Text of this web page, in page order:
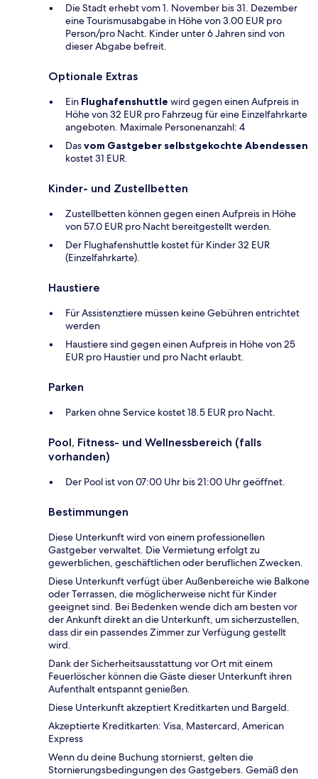
Die Stadt erhebt vom 1. November bis 31. Dezember
eine Tourismusabgabe in Höhe von 3.00 EUR pro
Person/pro Nacht. Kinder unter 6 Jahren sind von
dieser Abgabe befreit.
Optionale Extras
Ein Flughafenshuttle wird gegen einen Aufpreis in
Höhe von 32 EUR pro Fahrzeug für eine Einzelfahrkarte
angeboten. Maximale Personenanzahl: 4
Dasvom Gastgeber selbstgekochte Abendessen
kostet 31 EUR.
Kinder- und Zustellbetten
Zustellbetten können gegen einen Aufpreis in Höhe
von 57.0 EUR pro Nacht bereitgestellt werden.
Der Flughafenshuttle kostet für Kinder 32 EUR
(Einzelfahrkarte).
Haustiere
Für Assistenztiere müssen keine Gebühren entrichtet
werden
Haustiere sind gegen einen Aufpreis in Höhe von 25
EUR pro Haustier und pro Nacht erlaubt.
Parken
Parken ohne Service kostet 18.5 EUR pro Nacht.
Pool, Fitness- und Wellnessbereich (falls
vorhanden)
Der Pool ist von 07:00 Uhr bis 21:00 Uhr geöffnet.
Bestimmungen
Diese Unterkunft wird von einem professionellen
Gastgeber verwaltet. Die Vermietung erfolgt zu
gewerblichen, geschäftlichen oder beruflichen Zwecken.
Diese Unterkunft verfügt über Außenbereiche wie Balkone
oder Terrassen, die möglicherweise nicht für Kinder
geeignet sind. Bei Bedenken wende dich am besten vor
der Ankunft direkt an die Unterkunft, um sicherzustellen,
dass dir ein passendes Zimmer zur Verfügung gestellt
wird.
Dank der Sicherheitsausstattung vor Ort mit einem
Feuerlöscher können die Gäste dieser Unterkunft ihren
Aufenthalt entspannt genießen.
Diese Unterkunft akzeptiert Kreditkarten und Bargeld.
Akzeptierte Kreditkarten: Visa, Mastercard, American
Express
Wenn du deine Buchung stornierst, gelten die
Stornierungsbedingungen des Gastgebers. Gemäß den